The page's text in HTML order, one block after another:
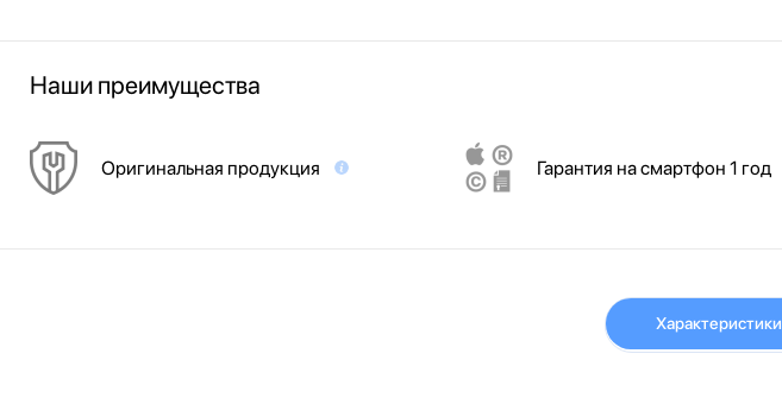
Наши преимущества
Оригинальная продукция Гарантия на смартфон 1 год
Характеристики